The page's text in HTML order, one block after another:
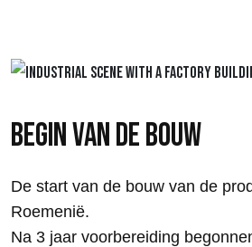
BEGIN VAN DE BOUW
De start van de bouw van de
Roemenië.
Na 3 jaar voorbereiding